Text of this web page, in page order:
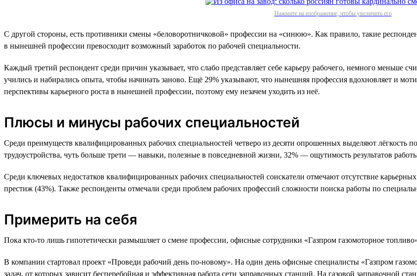
Нажмите на изображение, чтобы увеличить его
С другой стороны, есть противники смены «беловоротничковой» профессии на «синюю». Как правило, такие
в нынешней профессии превосходит возможный заработок по рабочей специальности.
Каждый третий респондент среди причин указывает, что слабо представляет себе карьеру рабочего, немного меньше
учились и набирались опыта, чтобы начинать заново. Ещё 29% указывают, что нынешняя профессия вдохновляет и
перспективы карьерного роста в нынешней профессии, поэтому ему незачем уходить из неё.
Плюсы и минусы рабочих специальностей
Среди преимуществ квалифицированных рабочих специальностей четверо из десяти опрошенных выделяют лёгкость
трудоустройства, чуть больше трети — навыки, полезные в повседневной жизни, 32% — ощутимость результатов
Среди ключевых недостатков квалифицированных рабочих специальностей соискатели отмечают отсутствие
престиж (43%). Также респонденты отмечали среди проблем рабочих профессий сложности поиска работы по
Примерить на себя
Пока кто-то лишь гипотетически размышляет о смене профессии, офисные сотрудники «Газпром газомоторное
В компании стартовал проект «Проведи рабочий день по-новому». На один день офисные специалисты «Газпром
задач, от которых зависит бесперебойная и эффективная работа сети заправочных станций. На газовой заправочной